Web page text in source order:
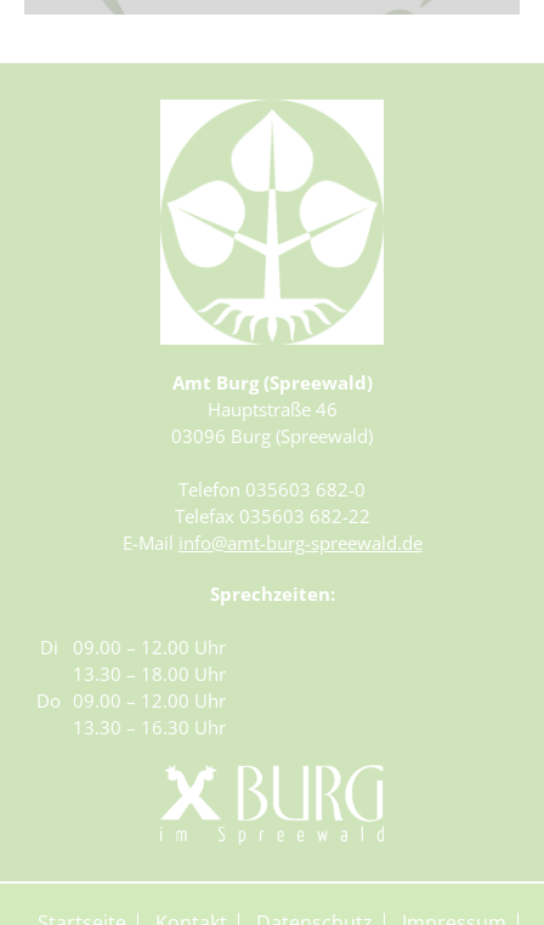
Amt Burg (Spreewald)
Hauptstraße 46
03096 Burg (Spreewald)
Telefon 035603 682-0
Telefax 035603 682-22
E-Mail info@amt-burg-spreewald.de
Sprechzeiten:
Di
09.00 – 12.00 Uhr
13.30 – 18.00 Uhr
Do 09.00 – 12.00 Uhr
13.30 – 16.30 Uhr